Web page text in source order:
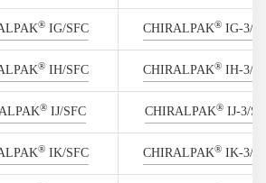
®IG/SFC CHIRALPAK®IG-3/
®IH/SFC CHIRALPAK®IH-3/
® IJ/SFC CHIRALPAK® IJ-3/
®IK/SFC CHIRALPAK®IK-3/